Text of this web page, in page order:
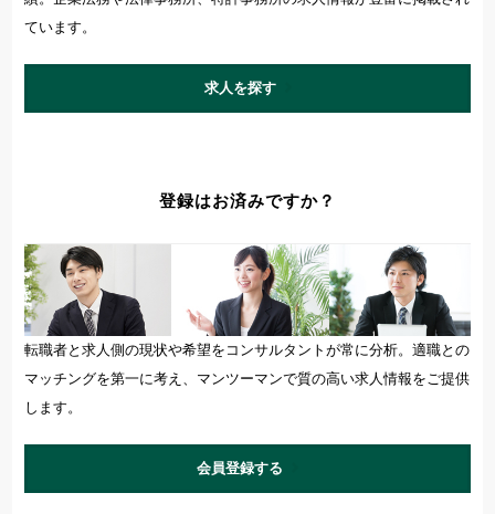
ています。
求人を探す
登録はお済みですか？
転職者と求人側の現状や希望をコンサルタントが常に分析。適職との
マッチングを第一に考え、マンツーマンで質の高い求人情報をご提供
します。
会員登録する